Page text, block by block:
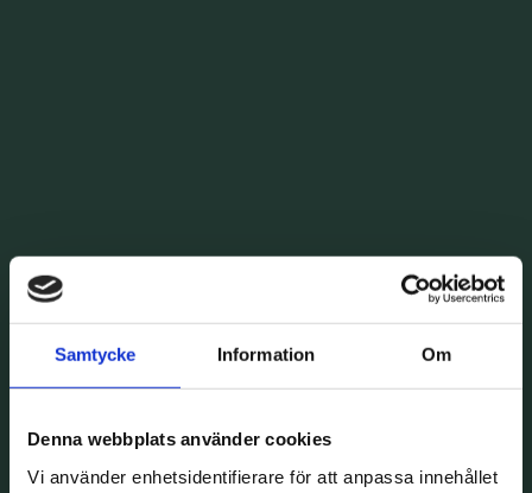
Samtycke Information Om
Denna webbplats använder cookies
Vi använder enhetsidentifierare för att anpassa innehållet